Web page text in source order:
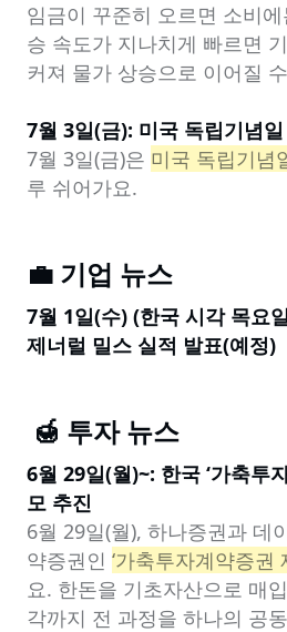
임금이 꾸준히 오르면 소비
승 속도가 지나치게 빠르면
커져 물가 상승으로 이어질
7월 3일(금): 미국 독립기념
7월 3일(금)은 미국 독립기념
루 쉬어가요.
💼 기업 뉴스
7월 1일(수) (한국 시각 목요
제너럴 밀스 실적 발표(예정)
🍯 투자 뉴스
6월 29일(월)~: 한국 ‘가축투
모 추진
6월 29일(월), 하나증권과 데
약증권인 ‘가축투자계약증권
요. 한돈을 기초자산으로 매
각까지 전 과정을 하나의 공